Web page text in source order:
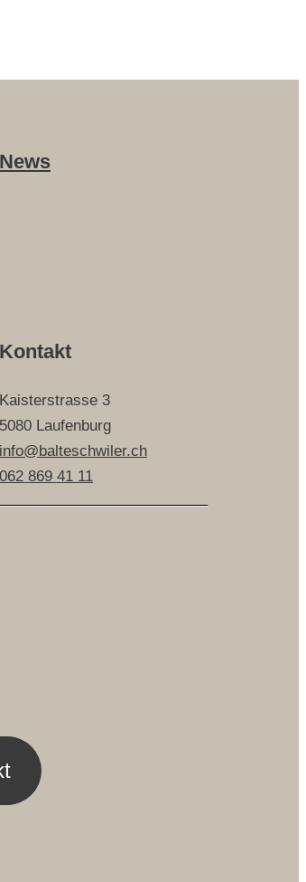
News
Kontakt
Kaisterstrasse 3
5080 Laufenburg
info@balteschwiler.ch
062 869 41 11